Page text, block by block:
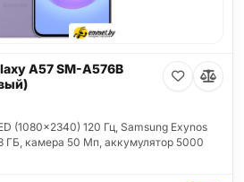
A57 SM-A576B
(1080x2340) 120 Гц, Samsung Exynos
ГБ, камера 50 Мп, аккумулятор 5000